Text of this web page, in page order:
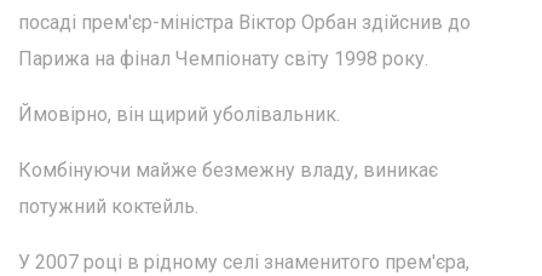
посаді прем'єр-міністра Віктор Орбан здійснив до
Парижа на фінал Чемпіонату світу 1998 року.
Ймовірно, він щирий уболівальник.
Комбінуючи майже безмежну владу, виникає
потужний коктейль.
У 2007 році в рідному селі знаменитого прем'єра,